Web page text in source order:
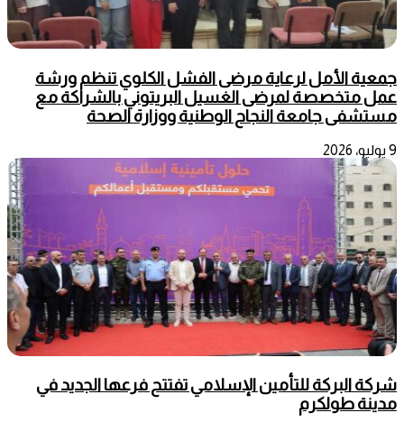
جمعية الأمل لرعاية مرضى الفشل الكلوي تنظم ورشة
عمل متخصصة لمرضى الغسيل البريتوني بالشراكة مع
مستشفى جامعة النجاح الوطنية ووزارة الصحة
9 يوليو، 2026
شركة البركة للتأمين الإسلامي تفتتح فرعها الجديد في
مدينة طولكرم